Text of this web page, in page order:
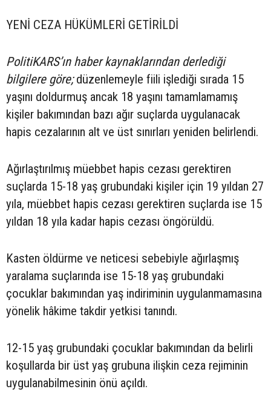
YENİ CEZA HÜKÜMLERİ GETİRİLDİ
PolitiKARS’ın haber kaynaklarından derlediği
bilgilere göre;düzenlemeyle fiili işlediği sırada 15
yaşını doldurmuş ancak 18 yaşını tamamlamamış
kişiler bakımından bazı ağır suçlarda uygulanacak
hapis cezalarının alt ve üst sınırları yeniden belirlendi.
Ağırlaştırılmış müebbet hapis cezası gerektiren
suçlarda 15-18 yaş grubundaki kişiler için 19 yıldan 27
yıla, müebbet hapis cezası gerektiren suçlarda ise 15
yıldan 18 yıla kadar hapis cezası öngörüldü.
Kasten öldürme ve neticesi sebebiyle ağırlaşmış
yaralama suçlarında ise 15-18 yaş grubundaki
çocuklar bakımından yaş indiriminin uygulanmamasına
yönelik hâkime takdir yetkisi tanındı.
12-15 yaş grubundaki çocuklar bakımından da belirli
koşullarda bir üst yaş grubuna ilişkin ceza rejiminin
uygulanabilmesinin önü açıldı.